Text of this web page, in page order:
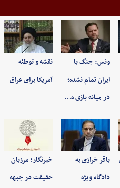
ونس: جنگ با
ایران تمام نشده؛
در میانه بازی ه…
نقشه و توطئه
آمریکا برای عراق
باقر خرازی به
دادگاه ویژه
خبرنگار؛ مرزبان
حقیقت در جبهه